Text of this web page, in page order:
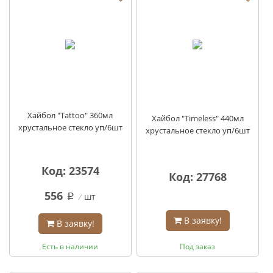
Хайбол "Tattoo" 360мл
хрустальное стекло уп/6шт
Код: 23574
556 q шт
В заявку!
Есть в наличии
Хайбол "Timeless" 440мл
хрустальное стекло уп/6шт
Код: 27768
В заявку!
Под заказ